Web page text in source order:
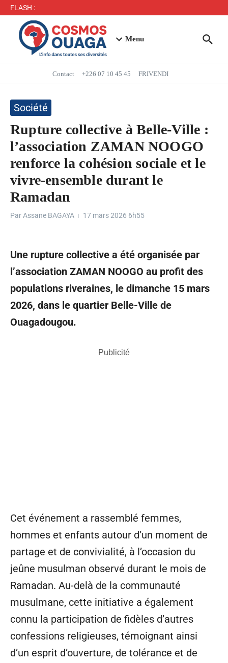
FLASH :
Mbappé entre dans l’histoire des Bleus
Menu
Contact +226 07 10 45 45 FRIVENDI
Société
Rupture collective à Belle-Ville :
l’association ZAMAN NOOGO
renforce la cohésion sociale et le
vivre-ensemble durant le
Ramadan
ParAssane BAGAYA 17 mars 2026 6h55
Une rupture collective a été organisée par
l’association ZAMAN NOOGO au profit des
populations riveraines, le dimanche 15 mars
2026, dans le quartier Belle-Ville de
Ouagadougou.
Publicité
Cet événement a rassemblé femmes,
hommes et enfants autour d’un moment de
partage et de convivialité, à l’occasion du
jeûne musulman observé durant le mois de
Ramadan. Au-delà de la communauté
musulmane, cette initiative a également
connu la participation de fidèles d’autres
confessions religieuses, témoignant ainsi
d’un esprit d’ouverture, de tolérance et de